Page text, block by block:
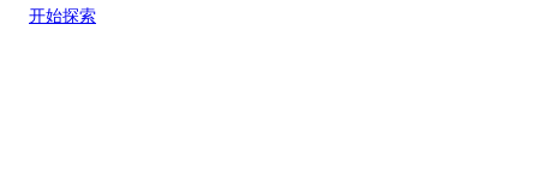
开始探索